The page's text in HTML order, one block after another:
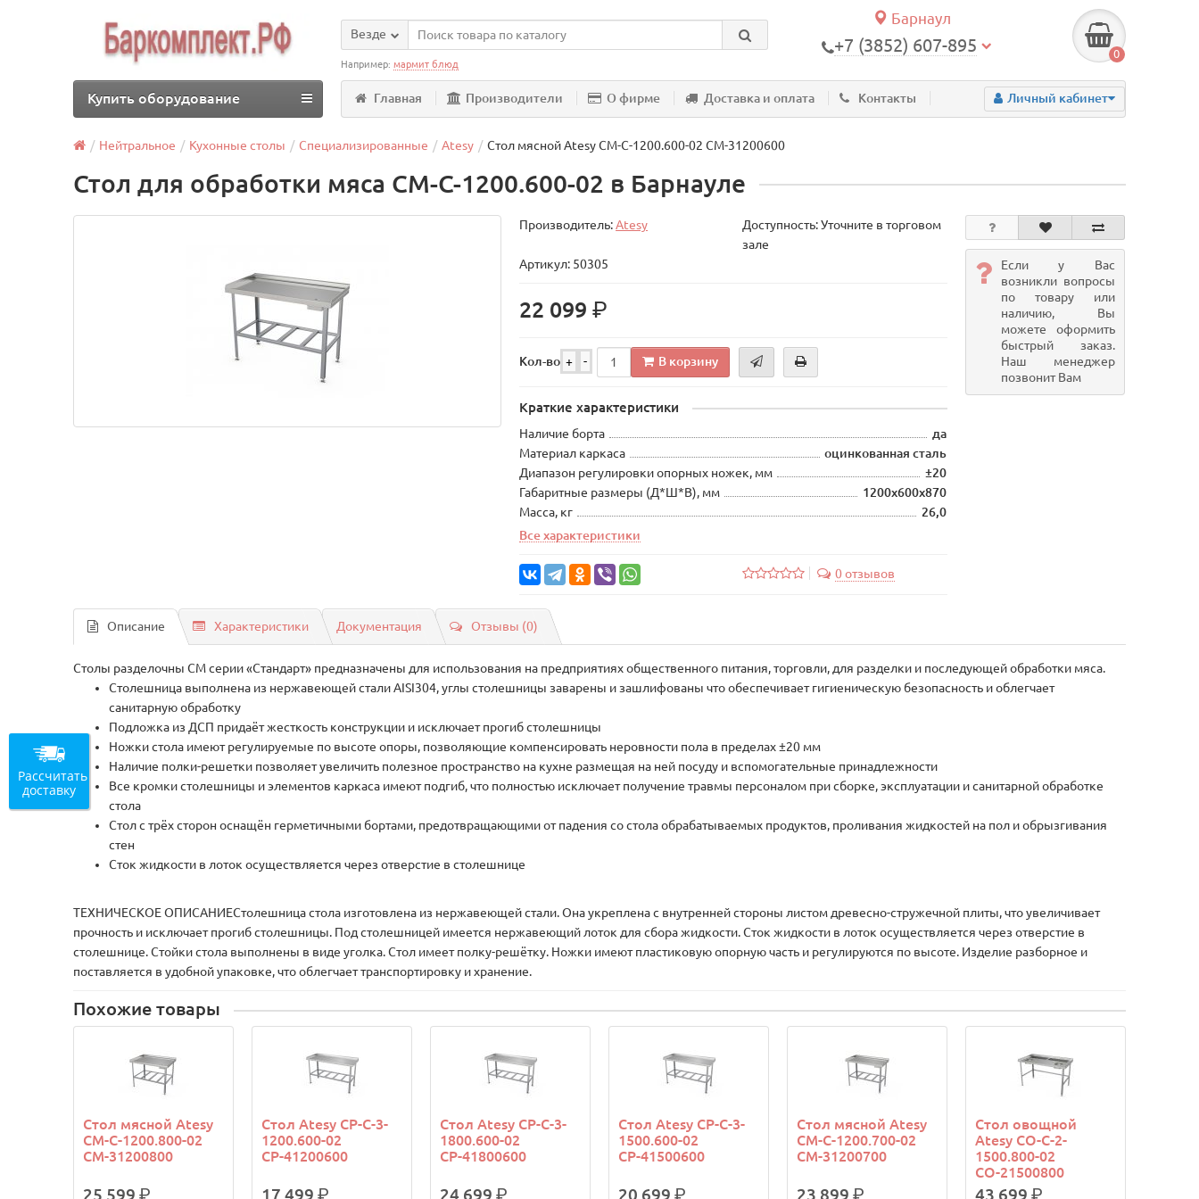
Барнаул
+7 (3852) 607-895 0
Везде
Например:мармит блюд
Главная Производители О фирме Доставка и оплата Контакты Личный кабинет
Купить оборудование
Нейтральное Кухонные столы Специализированные Atesy Стол мясной Atesy СМ-С-1200.600-02 СМ-31200600
Стол для обработки мяса СМ-С-1200.600-02 в Барнауле
Производитель:Atesy
Доступность: Уточните в торговом
зале
Артикул: 50305
22 099р.
Кол-во + - В корзину
Краткие характеристики
Наличие борта
да
Материал каркаса
оцинкованная сталь
Диапазон регулировки опорных ножек, мм
±20
Габаритные размеры (Д*Ш*В), мм
1200х600х870
Масса, кг
26,0
Все характеристики
0 отзывов
Если у Вас
возникли вопросы
по товару или
наличию, Вы
можете оформить
быстрый заказ.
Наш менеджер
позвонит Вам
Описание Характеристики Документация Отзывы (0)
Столы разделочны СМ серии «Стандарт» предназначены для использования на предприятиях общественного питания, торговли, для разделки и последующей обработки мяса.
Столешница выполнена из нержавеющей стали AISI304, углы столешницы заварены и зашлифованы что обеспечивает гигиеническую безопасность и облегчает
санитарную обработку
Подложка из ДСП придаёт жесткость конструкции и исключает прогиб столешницы
Ножки стола имеют регулируемые по высоте опоры, позволяющие компенсировать неровности пола в пределах ±20 мм
Наличие полки-решетки позволяет увеличить полезное пространство на кухне размещая на ней посуду и вспомогательные принадлежности
Все кромки столешницы и элементов каркаса имеют подгиб, что полностью исключает получение травмы персоналом при сборке, эксплуатации и санитарной обработке
стола
Стол с трёх сторон оснащён герметичными бортами, предотвращающими от падения со стола обрабатываемых продуктов, проливания жидкостей на пол и обрызгивания
стен
Сток жидкости в лоток осуществляется через отверстие в столешнице
ТЕХНИЧЕСКОЕ ОПИСАНИЕСтолешница стола изготовлена из нержавеющей стали. Она укреплена с внутренней стороны листом древесно-стружечной плиты, что увеличивает
прочность и исключает прогиб столешницы. Под столешницей имеется нержавеющий лоток для сбора жидкости. Сток жидкости в лоток осуществляется через отверстие в
столешнице. Стойки стола выполнены в виде уголка. Стол имеет полку-решётку. Ножки имеют пластиковую опорную часть и регулируются по высоте. Изделие разборное и
поставляется в удобной упаковке, что облегчает транспортировку и хранение.
Похожие товары
Стол мясной Atesy
СМ-С-1200.800-02
СМ-31200800
25 599р.
Стол Atesy СР-С-3-
1200.600-02
СР-41200600
17 499р.
Стол Atesy СР-С-3-
1800.600-02
СР-41800600
24 699р.
Стол Atesy СР-С-3-
1500.600-02
СР-41500600
20 699р.
Стол мясной Atesy
СМ-С-1200.700-02
СМ-31200700
23 899р.
Стол овощной
Atesy СО-С-2-
1500.800-02
СО-21500800
43 699р.
Рассчитать
доставку